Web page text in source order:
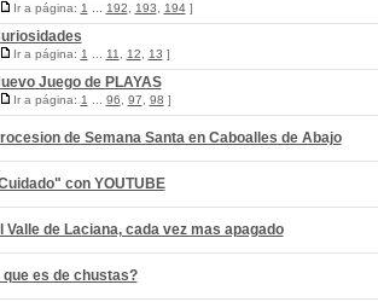
Ir a página: 1 192 193 194]
Ir a página: 1 11 12 13 ]
Juego de PLAYAS
Ir a página: 1 96 97 98 ]
de Semana Santa en Caboalles de Abajo
con YOUTUBE
Valle de Laciana, cada vez mas apagado
que es de chustas?